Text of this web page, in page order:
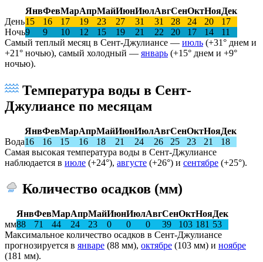
ЯнвФевМарАпрМайИюнИюлАвгСенОктНояДек
День15 16 17 19 23 27 31 31 28 24 20
17
Ночь9 9 10 12 15 19 21 22 20 17 14
11
Самый теплый месяц в Сент-Джулиансе — июль (+31° днем и
+21° ночью), самый холодный — январь (+15° днем и +9°
ночью).
Температура воды в Сент-
Джулиансе по месяцам
ЯнвФевМарАпрМайИюнИюлАвгСенОктНояДек
Вода16 16 15 16 18 21 24 26 25 23 21
18
Самая высокая температура воды в Сент-Джулиансе
наблюдается в июле (+24°), августе (+26°) и сентябре (+25°).
Количество осадков (мм)
ЯнвФевМарАпрМайИюнИюлАвгСенОктНояДек
мм88 71 44 24 23 0 0 0 39 103 181 53
Максимальное количество осадков в Сент-Джулиансе
прогнозируется в январе (88 мм), октябре (103 мм) и ноябре
(181 мм).